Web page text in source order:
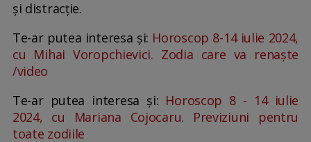
și distracție.
Te-ar putea interesa și: Horoscop 8-14 iulie 2024,
cu Mihai Voropchievici. Zodia care va renaște
/video
Te-ar putea interesa și: Horoscop 8 - 14 iulie
2024, cu Mariana Cojocaru. Previziuni pentru
toate zodiile